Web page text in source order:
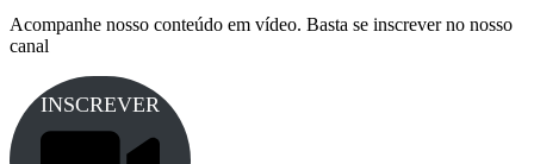
Acompanhe nosso conteúdo em vídeo. Basta se inscrever no nosso
canal
INSCREVER